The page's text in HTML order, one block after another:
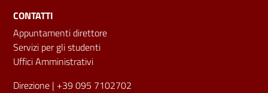
CONTATTI
Appuntamenti direttore
Servizi per gli studenti
Uffici Amministrativi
Direzione | +39 095 7102702